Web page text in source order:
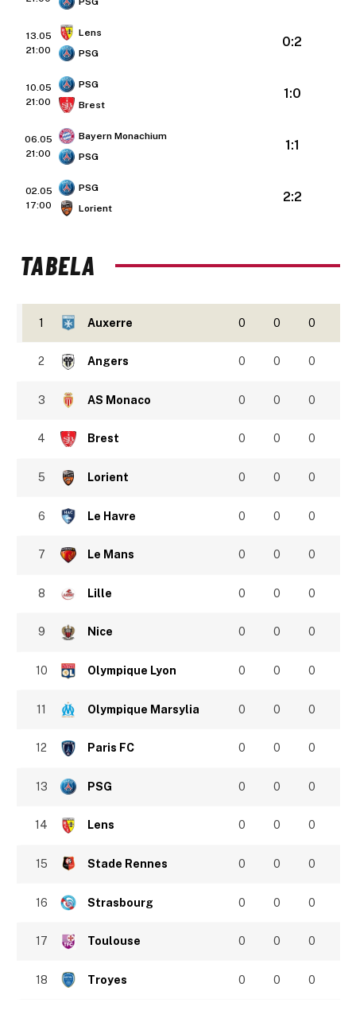
13.05
21:00
Lens
PSG
0:2
10.05
21:00
PSG
Brest
1:0
06.05
21:00
Bayern Monachium
PSG
1:1
02.05
17:00
PSG
Lorient
2:2
TABELA
1 Auxerre 0 0 0
2 Angers 0 0 0
3 AS Monaco 0 0 0
4 Brest 0 0 0
5 Lorient 0 0 0
6 Le Havre 0 0 0
7 Le Mans 0 0 0
8 Lille 0 0 0
9 Nice 0 0 0
10 Olympique Lyon 0 0 0
11 Olympique Marsylia 0 0 0
12 Paris FC 0 0 0
13 PSG 0 0 0
14 Lens 0 0 0
15 Stade Rennes 0 0 0
16 Strasbourg 0 0 0
17 Toulouse 0 0 0
18 Troyes 0 0 0